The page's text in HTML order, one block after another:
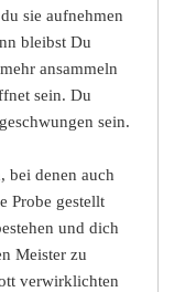
sie aufnehmen
bleibst Du
ansammeln
sein. Du
sein.
bei denen auch
Probe gestellt
und dich
Meister zu
verwirklichten